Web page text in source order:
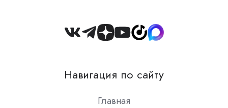
Join
Slack
Навигация по сайту
Главная